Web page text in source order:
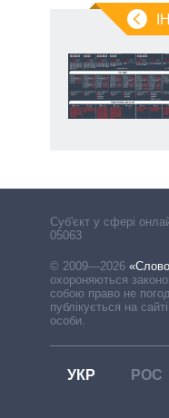
Cуб'єкт у сфері
05063
© 2009—2026
охороняються
собою право не
публікується на
особи.
УКР РОС